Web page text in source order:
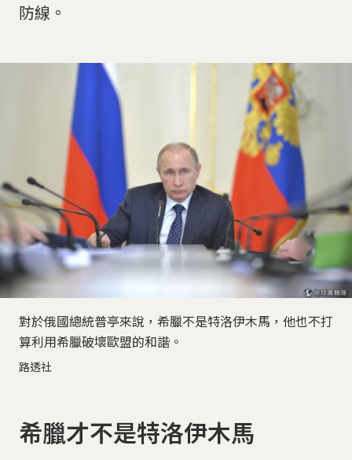
防線。
對於俄國總統普亭來說，希臘不是特洛伊木馬，他也不打
算利用希臘破壞歐盟的和諧。
路透社
希臘才不是特洛伊木馬